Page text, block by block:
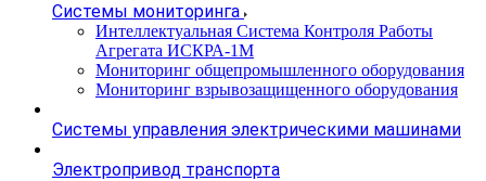
Системы мониторинга
Интеллектуальная Система Контроля Работы
Агрегата ИСКРА-1М
Мониторинг общепромышленного оборудования
Мониторинг взрывозащищенного оборудования
Системы управления электрическими машинами
Электропривод транспорта